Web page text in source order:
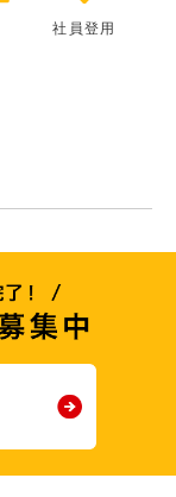
社員登用